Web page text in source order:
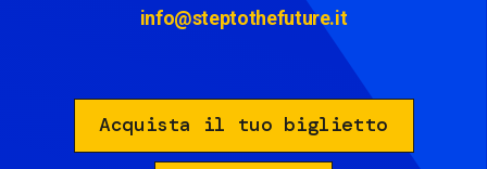
info@steptothefuture.it
Acquista il tuo biglietto